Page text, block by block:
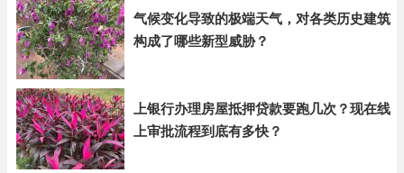
气候变化导致的极端天气，对各类历史建筑
构成了哪些新型威胁？
上银行办理房屋抵押贷款要跑几次？现在线
上审批流程到底有多快？